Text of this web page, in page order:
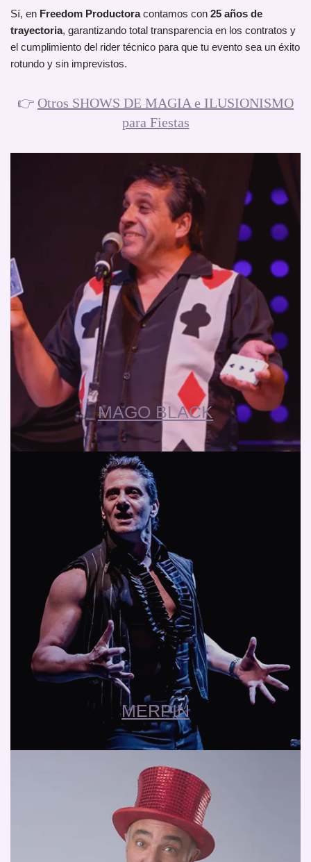
Sí, en Freedom Productoracontamos con 25 años de
trayectoria, garantizando total transparencia en los contratos y
el cumplimiento del rider técnico para que tu evento sea un éxito
rotundo y sin imprevistos.
👉 Otros SHOWS DE MAGIA e ILUSIONISMO
para Fiestas
MAGO BLACK
MERPIN